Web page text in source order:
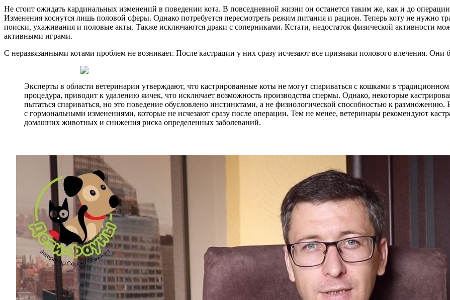
Не стоит ожидать кардинальных изменений в поведении кота. В повседневной жизни он останется таким же, как и до
Изменения коснутся лишь половой сферы. Однако потребуется пересмотреть режим питания и рацион. Теперь коту не нужно
поиски, ухаживания и половые акты. Также исключаются драки с соперниками. Кстати, недостаток физической активности
активными играми.
С неразвязанными котами проблем не возникает. После кастрации у них сразу исчезают все признаки полового влечения.
Эксперты в области ветеринарии утверждают, что кастрированные коты не могут спариваться с кошками в
процедура, приводит к удалению яичек, что исключает возможность производства спермы. Однако, некоторые
пытаться спариваться, но это поведение обусловлено инстинктами, а не физиологической способностью к
с гормональными изменениями, которые не исчезают сразу после операции. Тем не менее, ветеринары рекомендуют
домашних животных и снижения риска определенных заболеваний.